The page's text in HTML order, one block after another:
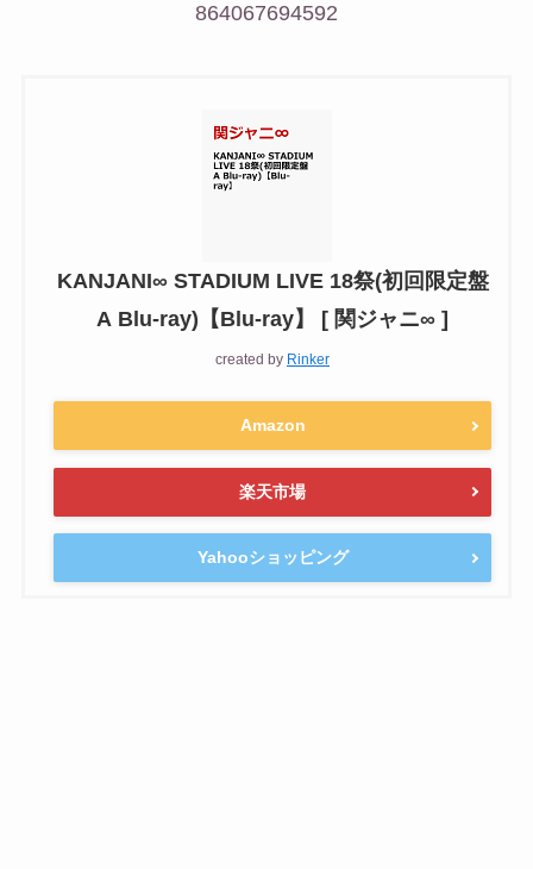
864067694592
KANJANI∞ STADIUM LIVE 18祭(初回限定盤
A Blu-ray)【Blu-ray】 [ 関ジャニ∞ ]
created by Rinker
Amazon
楽天市場
Yahooショッピング